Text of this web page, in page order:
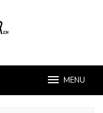
MENU